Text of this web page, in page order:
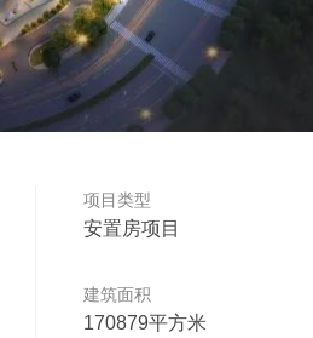
项目类型
安置房项目
建筑面积
170879平方米